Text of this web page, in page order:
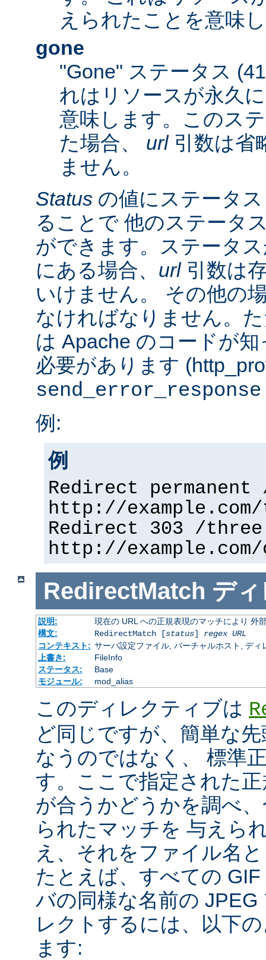
えられたことを意味
gone
"Gone" ステータス
れはリソースが永久
意味します。このス
た場合、 url引数は省
ません。
Status の値にステータ
ることで 他のステータ
ができます。ステータ
にある場合、 url引数は
いけません。 その他の
なければなりません。
は Apache のコードが
必要があります
send_error_response
例:
例
Redirect permanent
http://example.com/
Redirect 303 /three
http://
RedirectMatch デ
説明:
現在の URL への正規表現のマッチにより 外
構文:
RedirectMatch [status] regex URL
コンテキスト: サーバ設定ファイル, バーチャルホスト, ディ
上書き:
FileInfo
ステータス:
Base
モジュール:
mod_alias
このディレクティブは
ど同じですが、簡単な
なうのではなく、 標準
す。ここで指定された
が合うかどうかを調べ
られたマッチを 与えら
え、それをファイル名
たとえば、すべての
バの同様な名前の
レクトするには、以下
ます: